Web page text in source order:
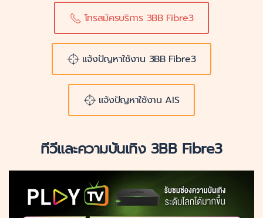
โทรสมัครบริการ 3BB Fibre3
แจ้งปัญหาใช้งาน 3BB Fibre3
แจ้งปัญหาใช้งาน AIS
ทีวีและความบันเทิง 3BB Fibre3